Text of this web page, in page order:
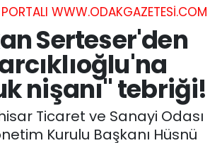
WWW.ODAKGAZETESI.COM
Serteser'den
nişanı" tebriği!
Ticaret ve Sanayi Odası
Kurulu Başkanı Hüsnü
Puan Durumu ve Fikstür